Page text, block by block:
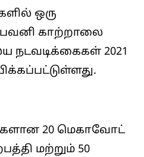
ஒரு
காற்றாலை
நடவடிக்கைகள் 2021
20 மெகாவோட்
மற்றும் 50